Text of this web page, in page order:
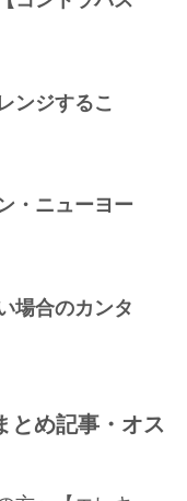
ンジするこ
・ニューヨー
場合のカンタ
とめ記事・オス